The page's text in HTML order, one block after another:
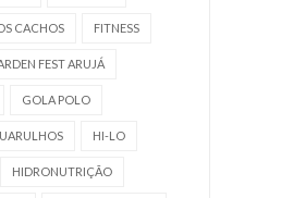
CACHOS FITNESS
FEST ARUJÁ
GOLA POLO
HI-LO
HIDRONUTRIÇÃO